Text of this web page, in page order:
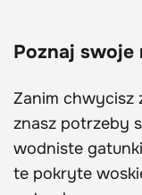
Poznaj swoje
Zanim chwycisz
znasz potrzeby
wodniste
te pokryte